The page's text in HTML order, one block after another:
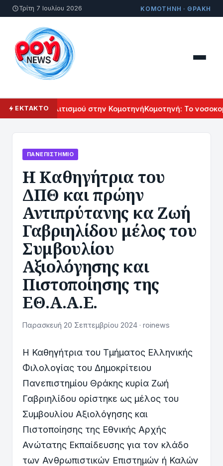
Τρίτη 7 Ιουλίου 2026 ΚΟΜΟΤΗΝΗ · ΘΡΑΚΗ
ΕΚΤΑΚΤΟΠολιτισμού στην ΚομοτηνήΚομοτηνή: Το
ΠΑΝΕΠΙΣΤΉΜΙΟ
Η Καθηγήτρια του
ΔΠΘ και πρώην
Αντιπρύτανης κα Ζωή
Γαβριηλίδου μέλος του
Συμβουλίου
Αξιολόγησης και
Πιστοποίησης της
ΕΘ.Α.Α.Ε.
Παρασκευή 20 Σεπτεμβρίου 2024 · roinews
Η Καθηγήτρια του Τμήματος Ελληνικής
Φιλολογίας του Δημοκρίτειου
Πανεπιστημίου Θράκης κυρία Ζωή
Γαβριηλίδου ορίστηκε ως μέλος του
Συμβουλίου Αξιολόγησης και
Πιστοποίησης της Εθνικής Αρχής
Ανώτατης Εκπαίδευσης για τον κλάδο
των Ανθρωπιστικών Επιστημών ή Καλών